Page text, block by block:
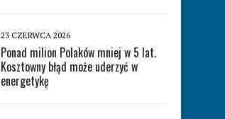
23 CZERWCA 2026
Ponad milion Polaków mniej w 5 lat.
Kosztowny błąd może uderzyć w
energetykę